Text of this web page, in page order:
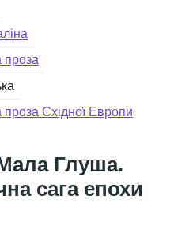
проза
Східної Европи
Глуша.
сага епохи